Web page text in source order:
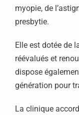
myopie, de
presbytie.
Elle est dotée de
réévalués et
dispose
génération pour
La clinique